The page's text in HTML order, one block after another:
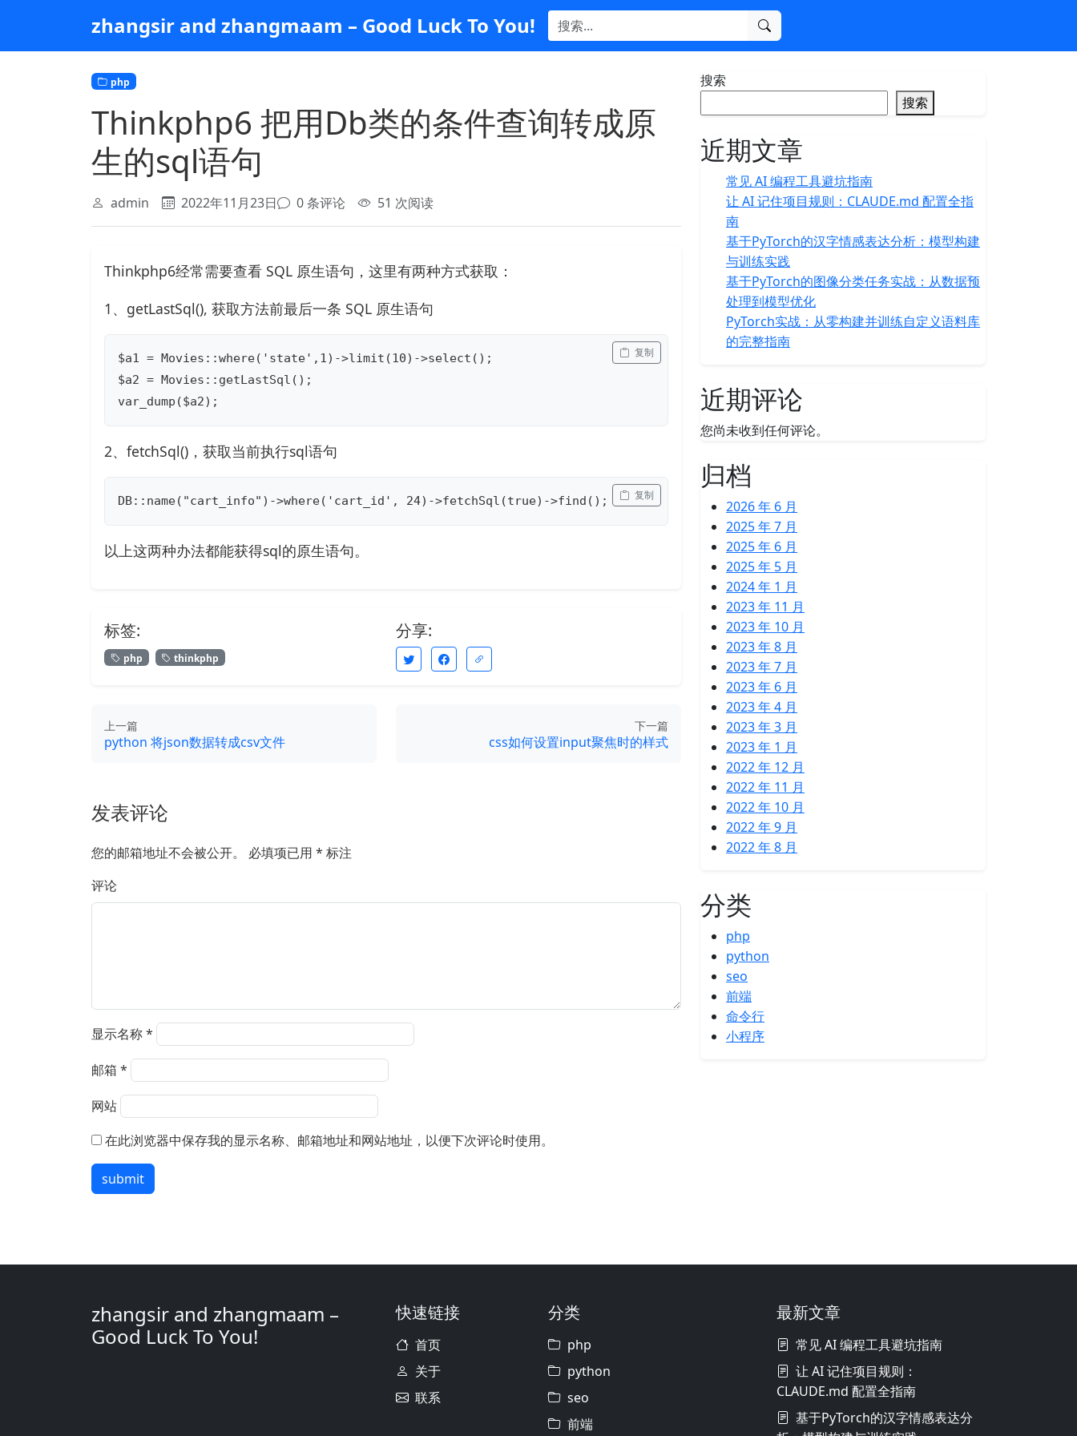
主
zhangsir and zhangmaam – Good Luck To You!
搜索
php
Thinkphp6 把用Db类的条件查询转成原
生的sql语句
admin 2022年11月23日 0 条评论 51 次阅读
Thinkphp6经常需要查看 SQL 原生语句，这里有两种方式获取：
1、getLastSql(), 获取方法前最后一条 SQL 原生语句
$a1 = Movies::where('state',1)->limit(10)->select();
$a2 = Movies::getLastSql();
var_dump($a2);
复制
2、fetchSql()，获取当前执行sql语句
DB::name("cart_info")->where('cart_id', 24)->fetchSql(true)->find(); 复制
以上这两种办法都能获得sql的原生语句。
标签:
php thinkphp
分享:
上一篇
python 将json数据转成csv文件
下一篇
css如何设置input聚焦时的样式
发表评论
您的邮箱地址不会被公开。 必填项已用 * 标注
评论
显示名称*
邮箱 *
网站
在此浏览器中保存我的显示名称、邮箱地址和网站地址，以便下次评论时使用。
submit
搜索
搜索
近期文章
常见 AI 编程工具避坑指南
让 AI 记住项目规则：CLAUDE.md 配置全指
南
基于PyTorch的汉字情感表达分析：模型构建
与训练实践
基于PyTorch的图像分类任务实战：从数据预
处理到模型优化
PyTorch实战：从零构建并训练自定义语料库
的完整指南
近期评论
您尚未收到任何评论。
归档
2026 年 6 月
2025 年 7 月
2025 年 6 月
2025 年 5 月
2024 年 1 月
2023 年 11 月
2023 年 10 月
2023 年 8 月
2023 年 7 月
2023 年 6 月
2023 年 4 月
2023 年 3 月
2023 年 1 月
2022 年 12 月
2022 年 11 月
2022 年 10 月
2022 年 9 月
2022 年 8 月
分类
php
python
seo
前端
命令行
小程序
zhangsir and zhangmaam –
Good Luck To You!
快速链接
首页
关于
联系
分类
php
python
seo
前端
最新文章
常见 AI 编程工具避坑指南
让 AI 记住项目规则：
CLAUDE.md 配置全指南
基于PyTorch的汉字情感表达分